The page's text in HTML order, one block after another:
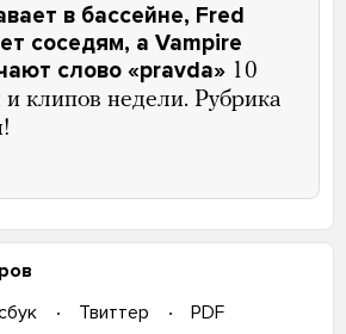
в бассейне, Fred
соседям, а Vampire
слово «pravda» 10
клипов недели. Рубрика
Твиттер
PDF